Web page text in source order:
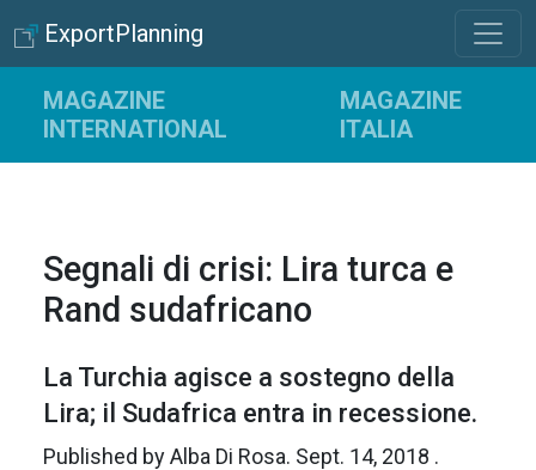
ExportPlanning
MAGAZINE
INTERNATIONAL
MAGAZINE
ITALIA
Segnali di crisi: Lira turca e
Rand sudafricano
La Turchia agisce a sostegno della
Lira; il Sudafrica entra in recessione.
Published byAlba Di Rosa. Sept. 14, 2018 .